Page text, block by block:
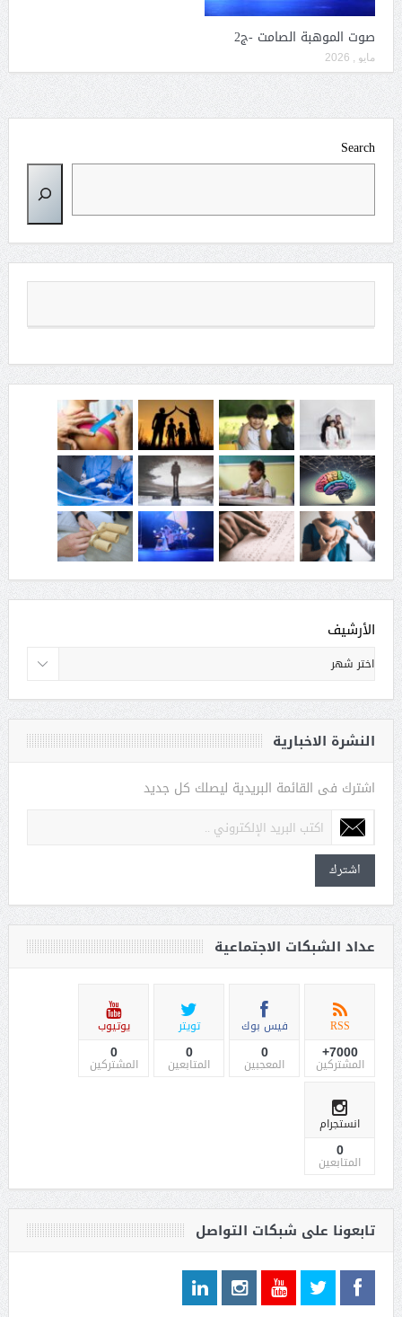
صوت الموهبة الصامت -ج2
مايو , 2026
Search
الأرشيف
النشرة الاخبارية
اشترك فى القائمة البريدية ليصلك كل جديد
اشترك
عداد الشبكات الاجتماعية
RSS
7000+
المشتركين
فيس بوك
0
المعجبين
تويتر
0
المتابعين
يوتيوب
0
المشتركين
انستجرام
0
المتابعين
تابعونا على شبكات التواصل